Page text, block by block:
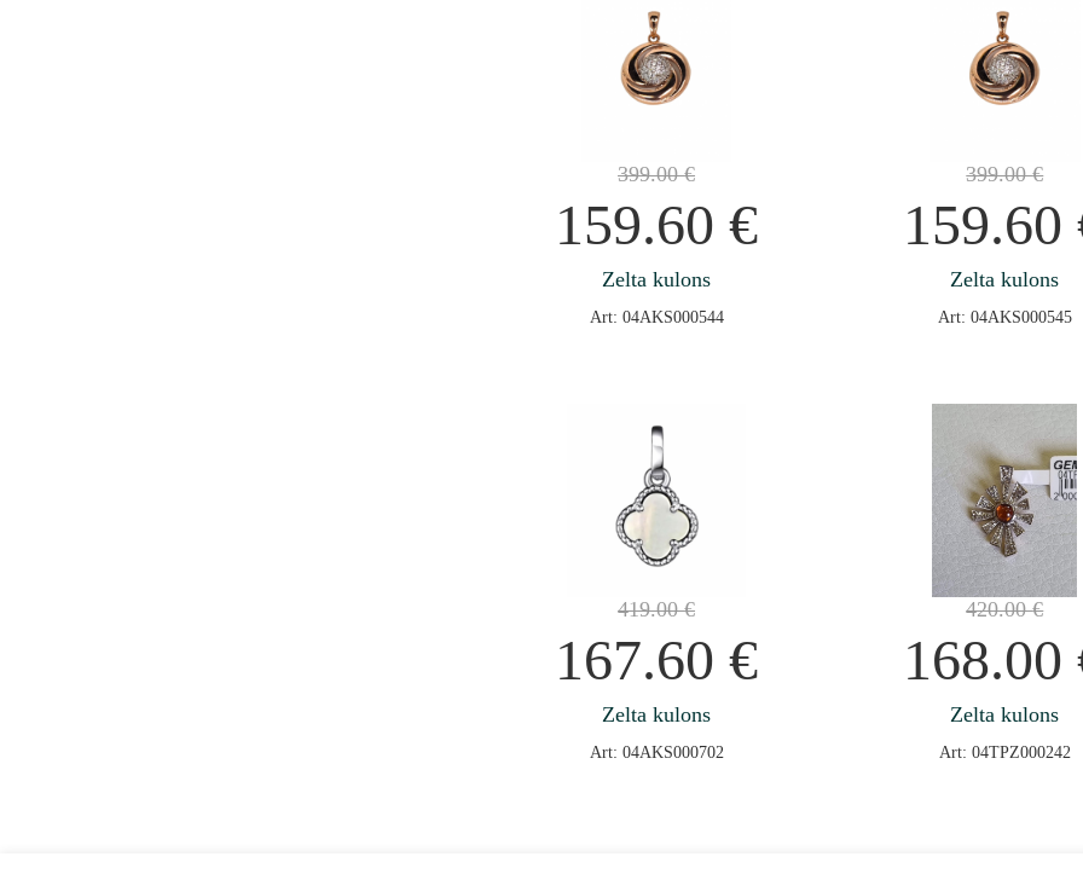
399.00€
159.60€
Zelta kulons
Art: 04AKS000544
399.00€
159.60
Zelta kulons
Art: 04AKS000545
419.00€
167.60€
Zelta kulons
Art: 04AKS000702
420.00€
168.00
Zelta kulons
Art: 04TPZ000242